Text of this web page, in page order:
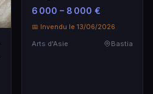
6 000 – 8 000 €
📅 Invendu le 13/06/2026
Arts d'Asie
Bastia